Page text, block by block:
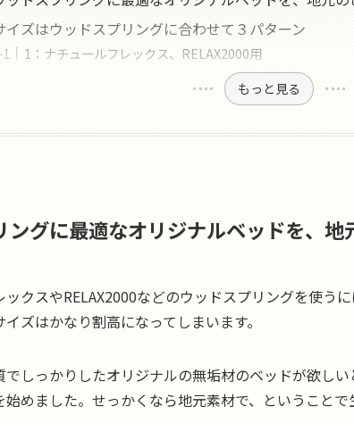
イズはウッドスプリングに合わせて３パターン
1：ナチュールフレックス、RELAX2000用
もっと見る
ングに最適なオリジナルベッドを、地
ックスやRELAX2000などのウッドスプリングを使う
ズはかなり割高になってしまいます。
でしっかりしたオリジナルの無垢材のベッドが欲し
始めました。せっかくなら地元素材で、ということ